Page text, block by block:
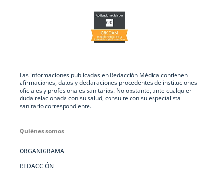
Las informaciones publicadas en Redacción Médica contienen
afirmaciones, datos y declaraciones procedentes de instituciones
oficiales y profesionales sanitarios. No obstante, ante cualquier
duda relacionada con su salud, consulte con su especialista
sanitario correspondiente.
Quiénes somos
ORGANIGRAMA
REDACCIÓN